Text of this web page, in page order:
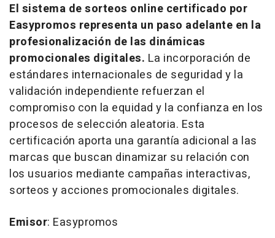
El sistema de sorteos online certificado por
Easypromos representa un paso adelante en la
profesionalización de las dinámicas
promocionales digitales. La incorporación de
estándares internacionales de seguridad y la
validación independiente refuerzan el
compromiso con la equidad y la confianza en los
procesos de selección aleatoria. Esta
certificación aporta una garantía adicional a las
marcas que buscan dinamizar su relación con
los usuarios mediante campañas interactivas,
sorteos y acciones promocionales digitales.
Emisor: Easypromos